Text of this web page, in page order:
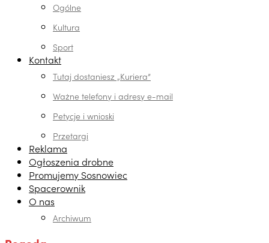
Ogólne
Kultura
Sport
Kontakt
Tutaj dostaniesz „Kuriera”
Ważne telefony i adresy e-mail
Petycje i wnioski
Przetargi
Reklama
Ogłoszenia drobne
Promujemy Sosnowiec
Spacerownik
O nas
Archiwum